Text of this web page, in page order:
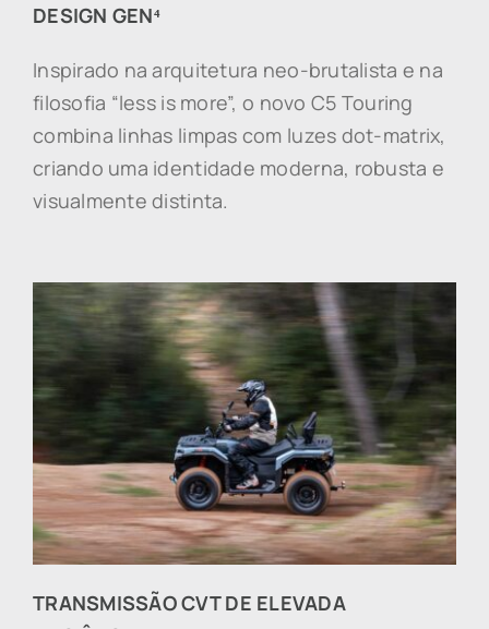
DESIGN GEN⁴
Inspirado na arquitetura neo-brutalista e na
filosofia “less is more”, o novo C5 Touring
combina linhas limpas com luzes dot-matrix,
criando uma identidade moderna, robusta e
visualmente distinta.
TRANSMISSÃO CVT DE ELEVADA